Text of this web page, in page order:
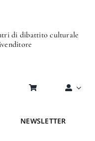
di dibattito culturale
NEWSLETTER